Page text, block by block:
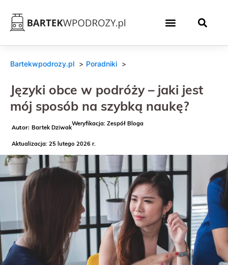
Bartekwpodrozy.pl Poradniki
Języki obce w podróży – jaki jest
mój sposób na szybką naukę?
Bartek Dziwak
Weryfikacja: Zespół Bloga
Aktualizacja: 25 lutego 2026 r.